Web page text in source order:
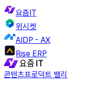
요즘IT
위시켓
AIDP - AX
Rise ERP
콘텐츠프로덕트 밸리